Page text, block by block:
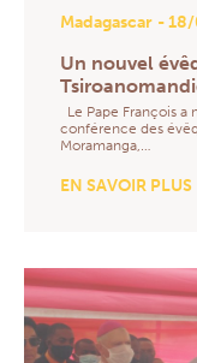
Madagascar -
Un nouvel
Le Pape François
conférence des
Moramanga,…
EN SAVOIR PLUS